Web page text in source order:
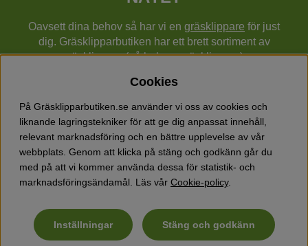
Oavsett dina behov så har vi en gräsklippare för just
dig. Gräsklipparbutiken har ett brett sortiment av
gräsklippare (gå bakom gräsklippare),
cylindergräsklippare, traktorer mm från Husqvarna,
Klippo och Gardena.
Utöver gräsklippare finns också ett brett sortiment hos
Gräsklipparbutiken med skog & trädgårdsprodukter så
som grästrimmers, röjsågar, motorsågar, häcksaxar,
jordfräsar, lövblåsar, snöslungor, vertikalskärare, elverk,
skyddsutrustning, kläder, oljor, barnleksaker mm.
Cookies
På Gräsklipparbutiken.se använder vi oss av cookies och
liknande lagringstekniker för att ge dig anpassat innehåll,
relevant marknadsföring och en bättre upplevelse av vår
webbplats. Genom att klicka på stäng och godkänn går du
med på att vi kommer använda dessa för statistik- och
marknadsföringsändamål. Läs vår Cookie-policy.
Inställningar Stäng och godkänn